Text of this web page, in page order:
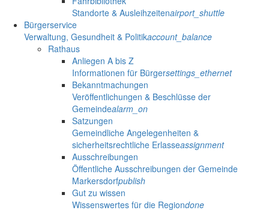
Standorte & Ausleihzeitenairport_shuttle
Bürgerservice
Verwaltung, Gesundheit & Politikaccount_balance
Rathaus
Anliegen A bis Z
Informationen für Bürgersettings_ethernet
Bekanntmachungen
Veröffentlichungen & Beschlüsse der
Gemeindealarm_on
Satzungen
Gemeindliche Angelegenheiten &
sicherheitsrechtliche Erlasseassignment
Ausschreibungen
Öffentliche Ausschreibungen der Gemeinde
Markersdorfpublish
Gut zu wissen
Wissenswertes für die Regiondone